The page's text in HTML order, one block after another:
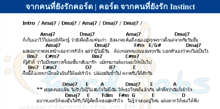
จากคนที่ยังรักคอร์ด | คอร์ด จากคนที่ยังรัก Instinct